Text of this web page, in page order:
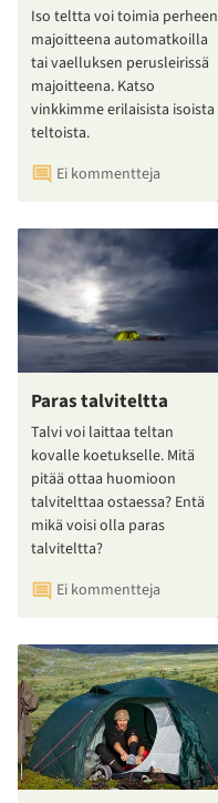
Iso teltta voi toimia perheen
majoitteena automatkoilla
tai vaelluksen perusleirissä
majoitteena. Katso
vinkkimme erilaisista isoista
teltoista.
Ei kommentteja
Paras talviteltta
Talvi voi laittaa teltan
kovalle koetukselle. Mitä
pitää ottaa huomioon
talvitelttaa ostaessa? Entä
mikä voisi olla paras
talviteltta?
Ei kommentteja